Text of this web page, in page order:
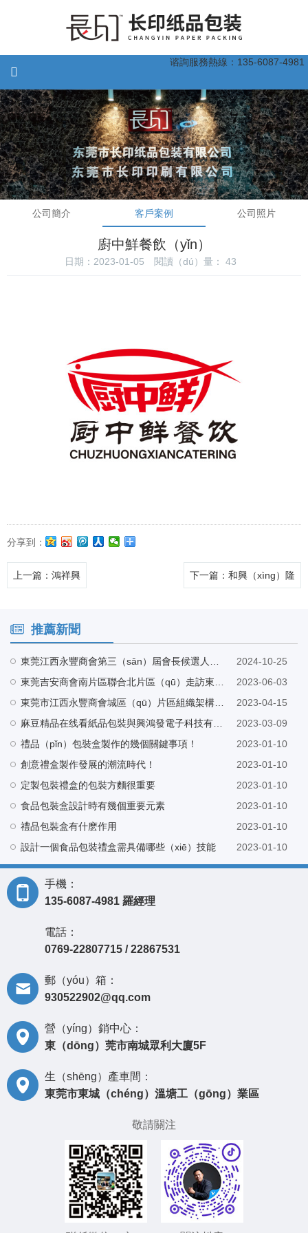
谘詢服務熱線：135-6087-4981
公司簡介 客戶案例 公司照片
廚中鮮餐飲（yǐn）
日期：2023-01-05 閱讀（dú）量： 43
分享到：
上一篇 ：鴻祥興 下一篇 ：和興（xìng）隆
推薦新聞
2024-10-25
2023-06-03
2023-04-15
2023-03-09
禮品（pǐn）包裝盒製作的幾個關鍵事項！
2023-01-10
創意禮盒製作發展的潮流時代！
2023-01-10
定製包裝禮盒的包裝方麵很重要
2023-01-10
食品包裝盒設計時有幾個重要元素
2023-01-10
禮品包裝盒有什麽作用
2023-01-10
設計一個食品包裝禮盒需具備哪些（xiē）技能
2023-01-10
手機：
135-6087-4981 羅經理
電話：
0769-22807715 / 22867531
郵（yóu）箱：
930522902@qq.com
營（yíng）銷中心：
東（dōng）莞市南城眾利大廈5F
生（shēng）產車間：
東莞市東城（chéng）溫塘工（gōng）業區
敬請關注